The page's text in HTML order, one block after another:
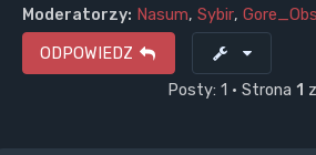
Moderatorzy: Nasum, Sybir,
ODPOWIEDZ
Posty: 1 • Strona 1 z